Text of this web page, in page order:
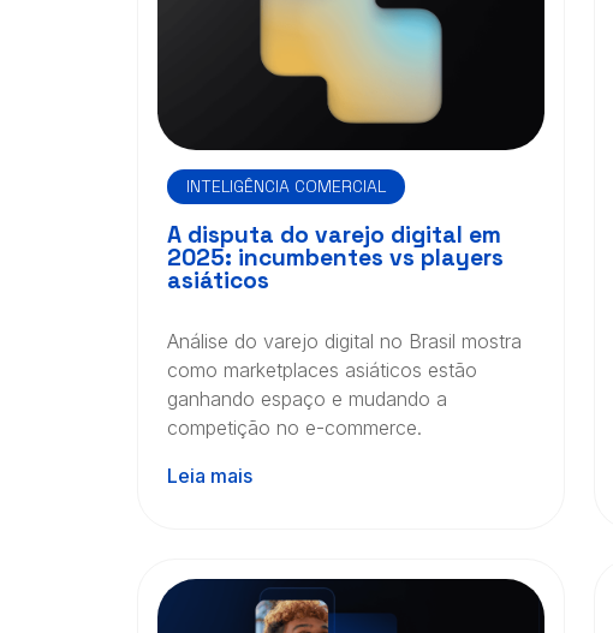
INTELIGÊNCIA COMERCIAL
A disputa do varejo digital em
2025: incumbentes vs players
asiáticos
Análise do varejo digital no Brasil mostra
como marketplaces asiáticos estão
ganhando espaço e mudando a
competição no e-commerce.
Leia mais